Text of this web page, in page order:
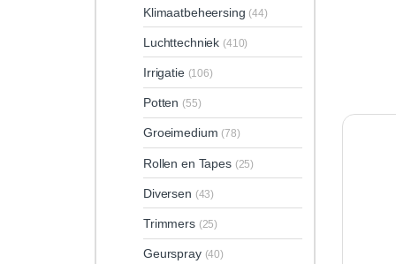
Klimaatbeheersing (44)
Luchttechniek (410)
Irrigatie (106)
Potten (55)
Groeimedium (78)
Rollen en Tapes (25)
Diversen (43)
Trimmers (25)
Geurspray (40)